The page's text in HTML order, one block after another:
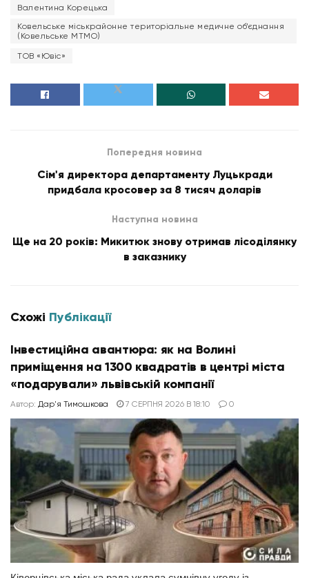
Валентина Корецька
Ковельське міськрайонне територіальне медичне об’єднання
(Ковельське МТМО)
ТОВ «Ювіс»
Попередня новина
Сім'я директора департаменту Луцькради
придбала кросовер за 8 тисяч доларів
Наступна новина
Ще на 20 років: Микитюк знову отримав лісоділянку
в заказнику
Схожі Публікації
Інвестиційна авантюра: як на Волині
приміщення на 1300 квадратів в центрі міста
«подарували» львівській компанії
Автор: Дар'я Тимошкова 7 СЕРПНЯ 2026 В 18:10 0